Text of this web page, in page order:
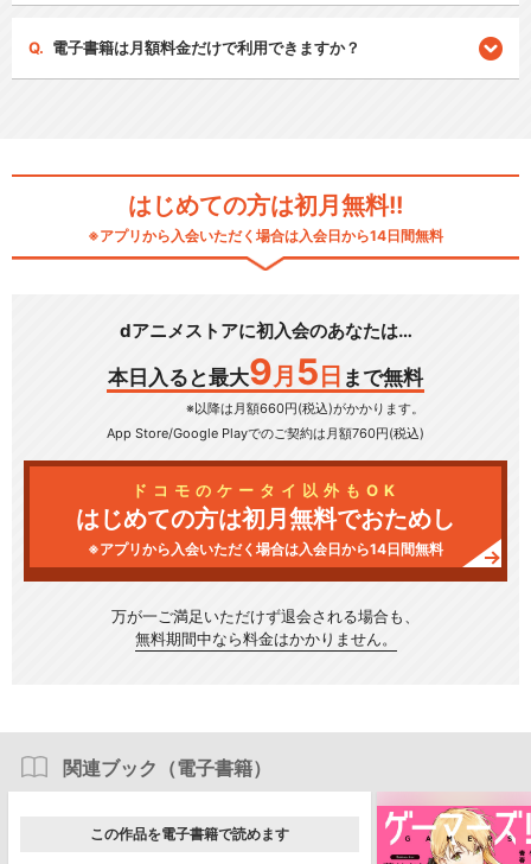
電子書籍は月額料金だけで利用できますか？
はじめての方は初月無料!!
※アプリから入会いただく場合は入会日から14日間無料
dアニメストアに初入会のあなたは…
本日入ると最大9 月 5 日 まで無料
※以降は月額660円(税込)がかかります。
App Store/Google Playでのご契約は月額760円(税込)
ドコモのケータイ以外もOK
はじめての方は初月無料でおためし
※アプリから入会いただく場合は入会日から14日間無料
万が一ご満足いただけず退会される場合も、
無料期間中なら料金はかかりません。
関連ブック（電子書籍）
この作品を電子書籍で読めます